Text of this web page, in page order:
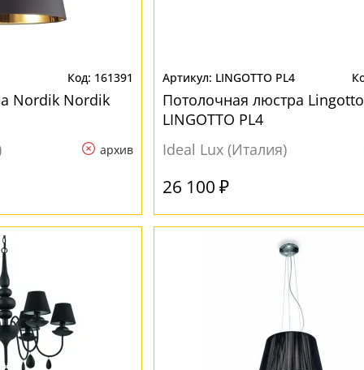
161391
Nordik Nordik
архив
LINGOTTO PL4
Потолочная люстра Lingotto
LINGOTTO PL4
Ideal Lux (Италия)
26 100 ₽